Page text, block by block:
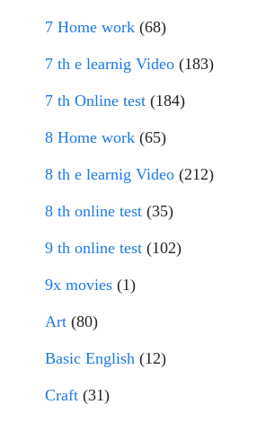
7 Home work (68)
7 th e learnig Video (183)
7 th Online test (184)
8 Home work (65)
8 th e learnig Video (212)
8 th online test (35)
9 th online test (102)
9x movies (1)
Art (80)
Basic English (12)
Craft (31)